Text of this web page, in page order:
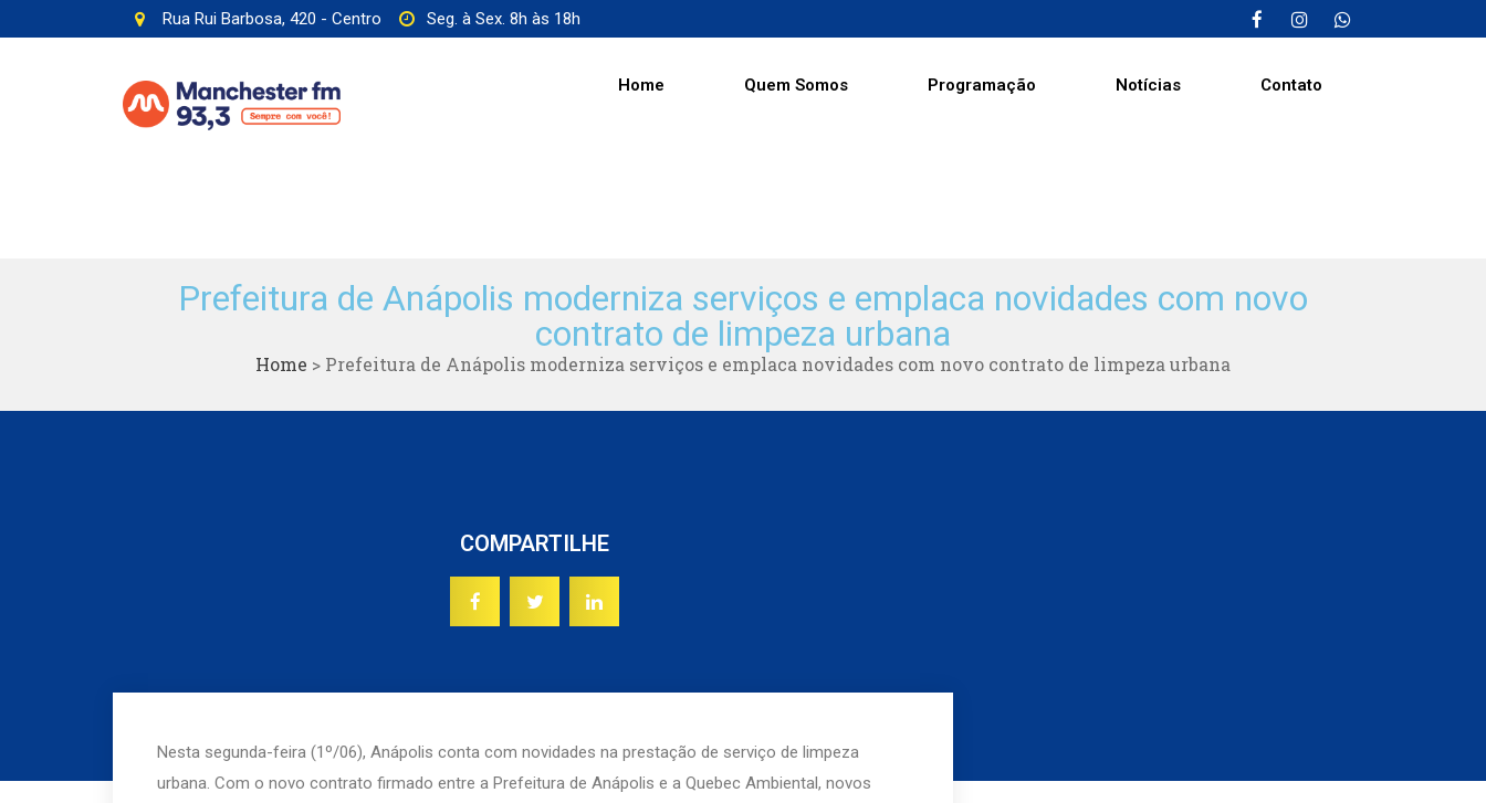
Rua Rui Barbosa, 420 - Centro Seg. à Sex. 8h às 18h
Home Quem Somos Programação Notícias Contato
Prefeitura de Anápolis moderniza serviços e emplaca novidades com novo
contrato de limpeza urbana
Home > Prefeitura de Anápolis moderniza serviços e emplaca novidades com novo contrato de limpeza urbana
COMPARTILHE
Nesta segunda-feira (1º/06), Anápolis conta com novidades na prestação de serviço de limpeza
urbana. Com o novo contrato firmado entre a Prefeitura de Anápolis e a Quebec Ambiental, novos